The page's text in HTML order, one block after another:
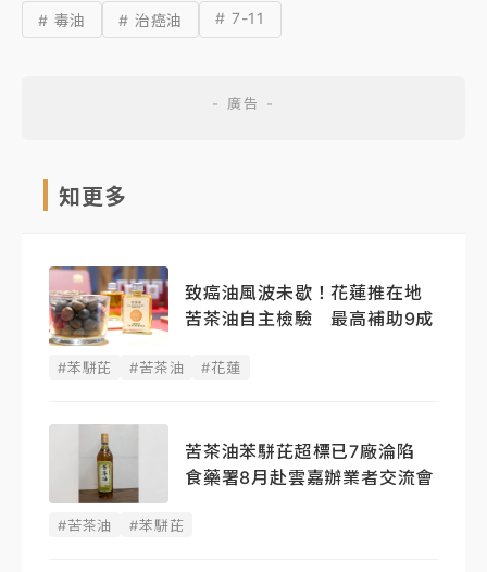
# 毒油 # 治癌油 # 7-11
知更多
致癌油風波未歇！花蓮推在地
苦茶油自主檢驗 最高補助9成
#苯駢芘 #苦茶油 #花蓮
苦茶油苯駢芘超標已7廠淪陷
食藥署8月赴雲嘉辦業者交流會
#苦茶油 #苯駢芘